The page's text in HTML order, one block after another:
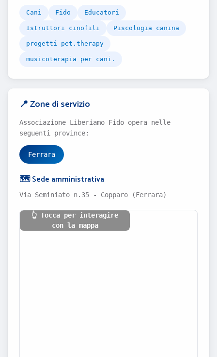
Cani Fido Educatori
Istruttori cinofili Piscologia canina
progetti pet.therapy
musicoterapia per cani.
📍 Zone di servizio
Associazione Liberiamo Fido opera nelle
seguenti province:
Ferrara
🗺️ Sede amministrativa
Via Seminiato n.35 - Copparo (Ferrara)
👆 Tocca per interagire
con la mappa